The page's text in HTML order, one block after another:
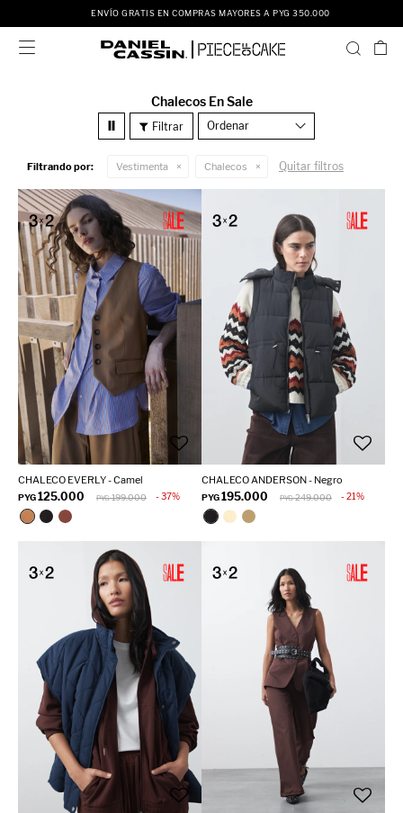
ENVÍO GRATIS EN COMPRAS MAYORES A PYG 350.000

Chalecos En Sale
Recomendados
Filtrando por: Vestimenta Chalecos Quitar filtros
CHALECO EVERLY - Camel
PYG125.000 PYG 199.000 37
CHALECO ANDERSON - Negro
PYG195.000 PYG 249.000 21